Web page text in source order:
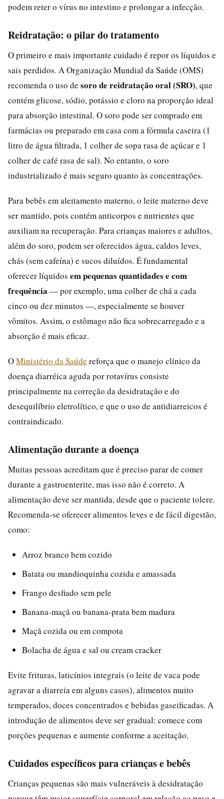
podem reter o vírus no intestino e prolongar a infecção.
Reidratação: o pilar do tratamento
O primeiro e mais importante cuidado é repor os líquidos e
sais perdidos. A Organização Mundial da Saúde (OMS)
recomenda o uso de soro de reidratação oral (SRO), que
contém glicose, sódio, potássio e cloro na proporção ideal
para absorção intestinal. O soro pode ser comprado em
farmácias ou preparado em casa com a fórmula caseira (1
litro de água filtrada, 1 colher de sopa rasa de açúcar e 1
colher de café rasa de sal). No entanto, o soro
industrializado é mais seguro quanto às concentrações.
Para bebês em aleitamento materno, o leite materno deve
ser mantido, pois contém anticorpos e nutrientes que
auxiliam na recuperação. Para crianças maiores e adultos,
além do soro, podem ser oferecidos água, caldos leves,
chás (sem cafeína) e sucos diluídos. É fundamental
oferecer líquidos em pequenas quantidades e com
frequência — por exemplo, uma colher de chá a cada
cinco ou dez minutos —, especialmente se houver
vômitos. Assim, o estômago não fica sobrecarregado e a
absorção é mais eficaz.
OMinistério da Saúde reforça que o manejo clínico da
doença diarréica aguda por rotavírus consiste
principalmente na correção da desidratação e do
desequilíbrio eletrolítico, e que o uso de antidiarreicos é
contraindicado.
Alimentação durante a doença
Muitas pessoas acreditam que é preciso parar de comer
durante a gastroenterite, mas isso não é correto. A
alimentação deve ser mantida, desde que o paciente tolere.
Recomenda-se oferecer alimentos leves e de fácil digestão,
como:
Arroz branco bem cozido
Batata ou mandioquinha cozida e amassada
Frango desfiado sem pele
Banana-maçã ou banana-prata bem madura
Maçã cozida ou em compota
Bolacha de água e sal ou cream cracker
Evite frituras, laticínios integrais (o leite de vaca pode
agravar a diarreia em alguns casos), alimentos muito
temperados, doces concentrados e bebidas gaseificadas. A
introdução de alimentos deve ser gradual: comece com
porções pequenas e aumente conforme a aceitação.
Cuidados específicos para crianças e bebês
Crianças pequenas são mais vulneráveis à desidratação